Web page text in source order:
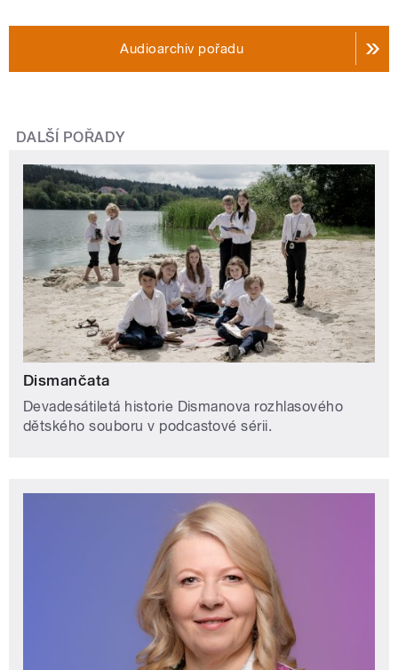
Audioarchiv pořadu
DALŠÍ POŘADY
Dismančata
Devadesátiletá historie Dismanova rozhlasového
dětského souboru v podcastové sérii.